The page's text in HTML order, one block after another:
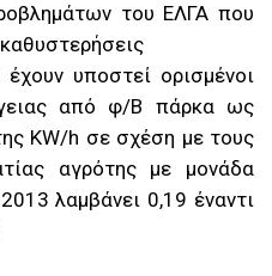
του ΕΛΓΑ που
υποστεί ορισμένοι
από φ/Β πάρκα ως
ΚW/h σε σχέση με τους
αγρότης με μονάδα
λαμβάνει 0,19 έναντι